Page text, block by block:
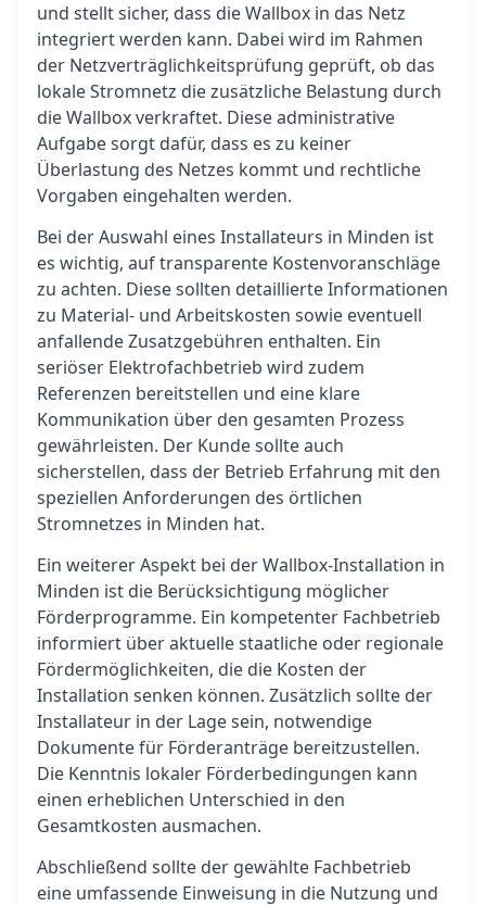
und stellt sicher, dass die Wallbox in das Netz
integriert werden kann. Dabei wird im Rahmen
der Netzverträglichkeitsprüfung geprüft, ob das
lokale Stromnetz die zusätzliche Belastung durch
die Wallbox verkraftet. Diese administrative
Aufgabe sorgt dafür, dass es zu keiner
Überlastung des Netzes kommt und rechtliche
Vorgaben eingehalten werden.
Bei der Auswahl eines Installateurs in Minden ist
es wichtig, auf transparente Kostenvoranschläge
zu achten. Diese sollten detaillierte Informationen
zu Material- und Arbeitskosten sowie eventuell
anfallende Zusatzgebühren enthalten. Ein
seriöser Elektrofachbetrieb wird zudem
Referenzen bereitstellen und eine klare
Kommunikation über den gesamten Prozess
gewährleisten. Der Kunde sollte auch
sicherstellen, dass der Betrieb Erfahrung mit den
speziellen Anforderungen des örtlichen
Stromnetzes in Minden hat.
Ein weiterer Aspekt bei der Wallbox-Installation in
Minden ist die Berücksichtigung möglicher
Förderprogramme. Ein kompetenter Fachbetrieb
informiert über aktuelle staatliche oder regionale
Fördermöglichkeiten, die die Kosten der
Installation senken können. Zusätzlich sollte der
Installateur in der Lage sein, notwendige
Dokumente für Förderanträge bereitzustellen.
Die Kenntnis lokaler Förderbedingungen kann
einen erheblichen Unterschied in den
Gesamtkosten ausmachen.
Abschließend sollte der gewählte Fachbetrieb
eine umfassende Einweisung in die Nutzung und